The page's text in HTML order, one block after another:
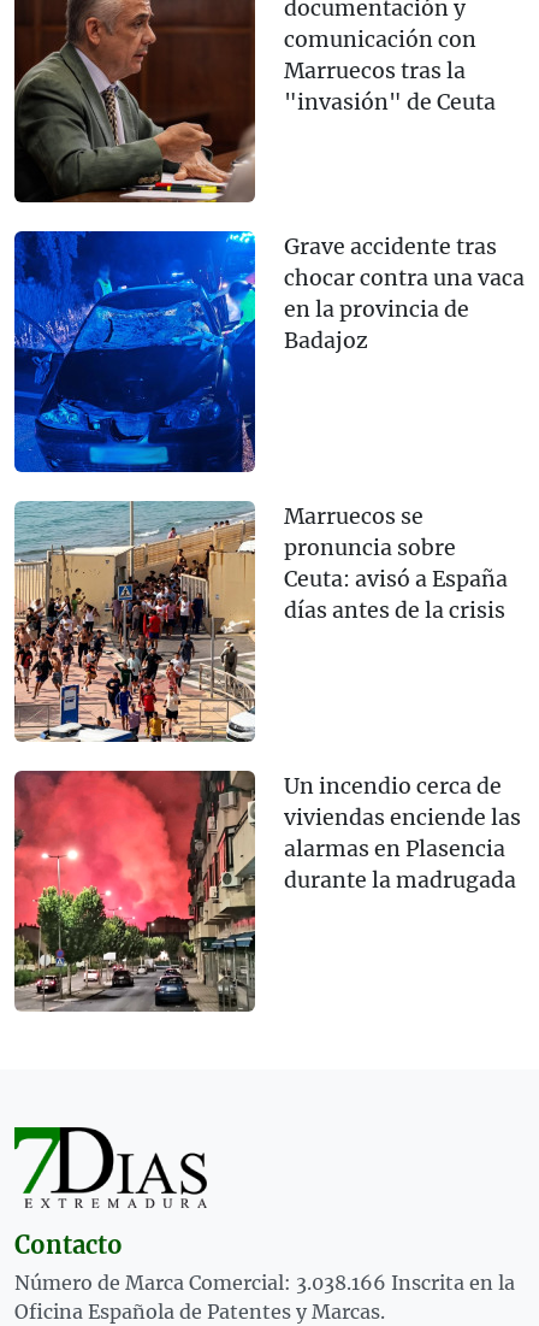
documentación y
comunicación con
Marruecos tras la
"invasión" de Ceuta
Grave accidente tras
chocar contra una vaca
en la provincia de
Badajoz
Marruecos se
pronuncia sobre
Ceuta: avisó a España
días antes de la crisis
Un incendio cerca de
viviendas enciende las
alarmas en Plasencia
durante la madrugada
Contacto
Número de Marca Comercial: 3.038.166 Inscrita en la
Oficina Española de Patentes y Marcas.